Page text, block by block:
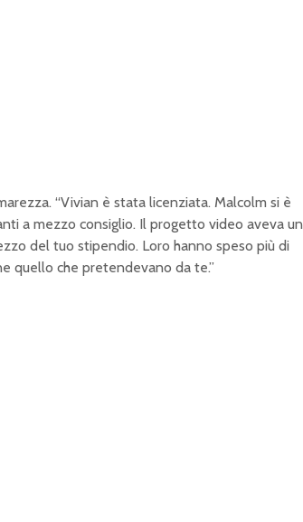
“Vivian è stata licenziata. Malcolm si è
a mezzo consiglio. Il progetto video aveva un
del tuo stipendio. Loro hanno speso più di
quello che pretendevano da te.”